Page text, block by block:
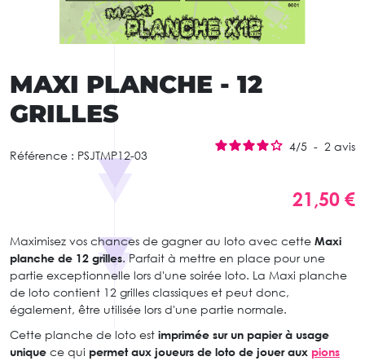
MAXI PLANCHE - 12
GRILLES
Référence : PSJTMP12-03
4/5 - 2 avis
21,50 €
Maximisez vos chances de gagner au loto avec cette Maxi
planche de 12 grilles. Parfait à mettre en place pour une
partie exceptionnelle lors d'une soirée loto. La Maxi planche
de loto contient 12 grilles classiques et peut donc,
également, être utilisée lors d'une partie normale.
Cette planche de loto est imprimée sur un papier à usage
unique ce qui permet aux joueurs de loto de jouer aux pions